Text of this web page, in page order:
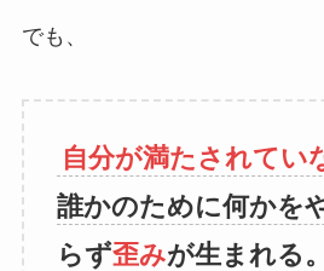
でも、
自分が満たされてい
誰かのために何かを
らず歪みが生まれる。